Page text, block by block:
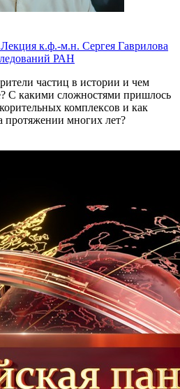
к.ф.-м.н. Сергея Гаврилова
РАН
частиц в истории и чем
С какими сложностями пришлось
комплексов и как
протяжении многих лет?